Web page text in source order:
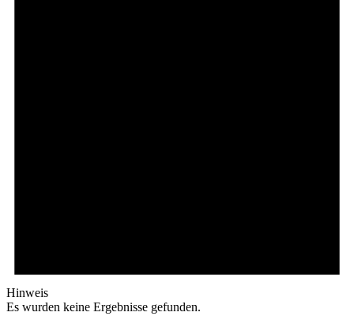
Hinweis
Es wurden keine Ergebnisse gefunden.